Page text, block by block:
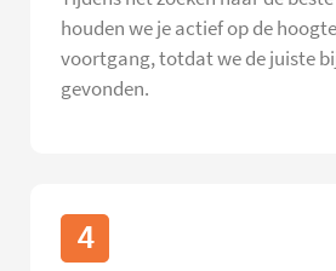
houden we je actief op de
voortgang, totdat we de juiste
gevonden.
4